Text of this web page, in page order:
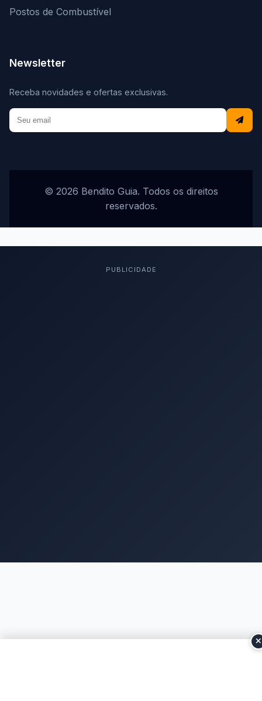
Postos de Combustível
Newsletter
Receba novidades e ofertas exclusivas.
© 2026 Bendito Guia. Todos os direitos
reservados.